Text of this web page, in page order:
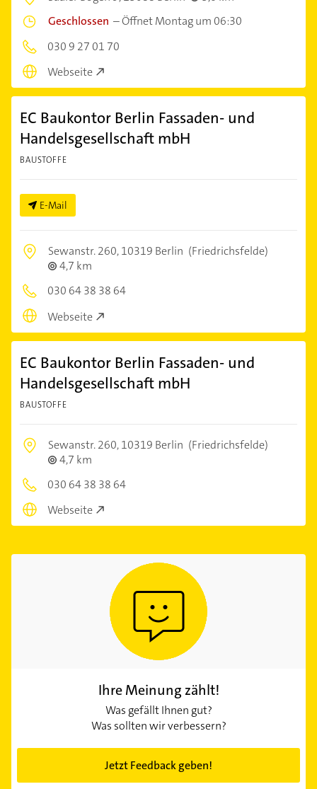
Geschlossen –Öffnet Montag um 06:30
030 9 27 01 70
Webseite
EC Baukontor Berlin Fassaden- und
Handelsgesellschaft mbH
BAUSTOFFE
E-Mail
Sewanstr. 260,10319 Berlin (Friedrichsfelde)
4,7 km
030 64 38 38 64
Webseite
EC Baukontor Berlin Fassaden- und
Handelsgesellschaft mbH
BAUSTOFFE
Sewanstr. 260,10319 Berlin (Friedrichsfelde)
4,7 km
030 64 38 38 64
Webseite
Ihre Meinung zählt!
Was gefällt Ihnen gut?
Was sollten wir verbessern?
Jetzt Feedback geben!